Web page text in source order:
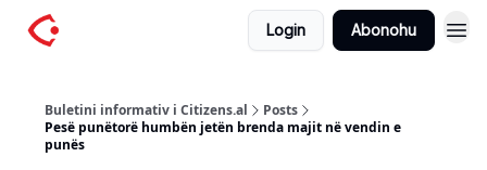
Login Abonohu
Buletini informativ i Citizens.al
Posts
Pesë punëtorë humbën jetën brenda majit në vendin e
punës